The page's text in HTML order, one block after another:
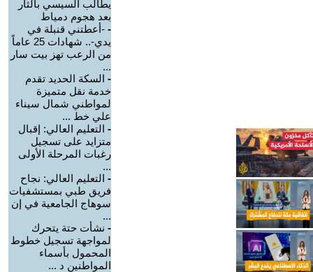
يطالب السيسي بالثأر
بعد هجوم دمياط
- -أعطتني قنبلة في
يدي-.. شهادات 25 عاماً
من الرعب تهز بيت سار
...
- السكة الحديد تقدم
خدمة نقل متميزة
لمواطني شمال سيناء
علي خط ...
- التعليم العالي: إقبال
متزايد على تسجيل
رغبات المرحلة الأولى
...
- التعليم العالي: نجاح
فريق طبي بمستشفيات
سوهاج الجامعية في إن
...
- نشأت حتة يتحرك
لمواجهة تسجيل خطوط
المحمول بأسماء
المواطنين د ...